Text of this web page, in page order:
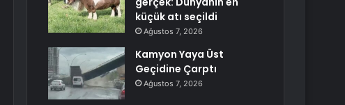
küçük atı seçildi
Ağustos 7, 2026
Kamyon Yaya Üst
Geçidine Çarptı
Ağustos 7, 2026